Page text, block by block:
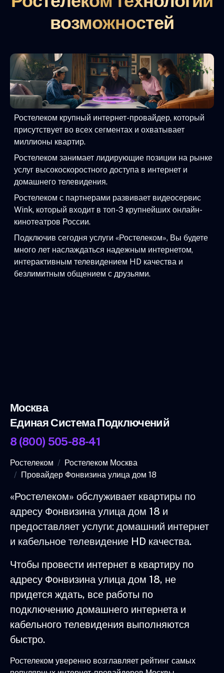
возможностей
Ростелеком крупный интернет-провайдер, который
присутствует во всех сегментах и охватывает
миллионы квартир.
Ростелеком занимает лидирующие позиции на рынке
услуг высокоскоростного доступа в интернет и
домашнего телевидения.
Ростелеком с партнерами развивает видеосервис
Wink, который входит в топ-3 крупнейших онлайн-
кинотеатров России.
Подключив сегодня услуги «Ростелеком», Вы будете
много лет наслаждаться надежным интернетом,
интерактивным телевидением HD качества и
безлимитным общением с друзьями.
Москва
Единая Система Подключений
8 (800) 505-88-41
Ростелеком
Ростелеком Москва
Провайдер Фонвизина улица дом 18
«Ростелеком» обслуживает квартиры по
адресу Фонвизина улица дом 18 и
предоставляет услуги: домашний интернет
и кабельное телевидение HD качества.
Чтобы провести интернет в квартиру по
адресу Фонвизина улица дом 18, не
придется ждать, все работы по
подключению домашнего интернета и
кабельного телевидения выполняются
быстро.
Ростелеком уверенно возглавляет рейтинг самых